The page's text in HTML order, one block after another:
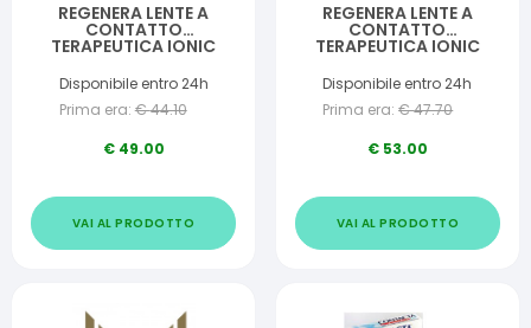
REGENERA LENTE A
CONTATTO
TERAPEUTICA IONIC
Disponibile entro 24h
Prima era: €44.10
€ 49.00
VAI AL PRODOTTO
REGENERA LENTE A
CONTATTO
TERAPEUTICA IONIC
Disponibile entro 24h
Prima era: €47.70
€ 53.00
VAI AL PRODOTTO